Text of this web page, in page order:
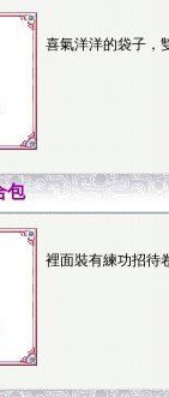
喜氣洋洋的袋子，
包
裡面裝有練功招待